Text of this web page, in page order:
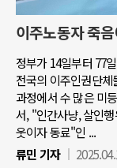
이주노동자 죽
정부가 14일부터 77
전국의 이주인권단
과정에서 수 많은 미
서, "인간사냥, 살인
웃이자 동료"인 ...
류민 기자